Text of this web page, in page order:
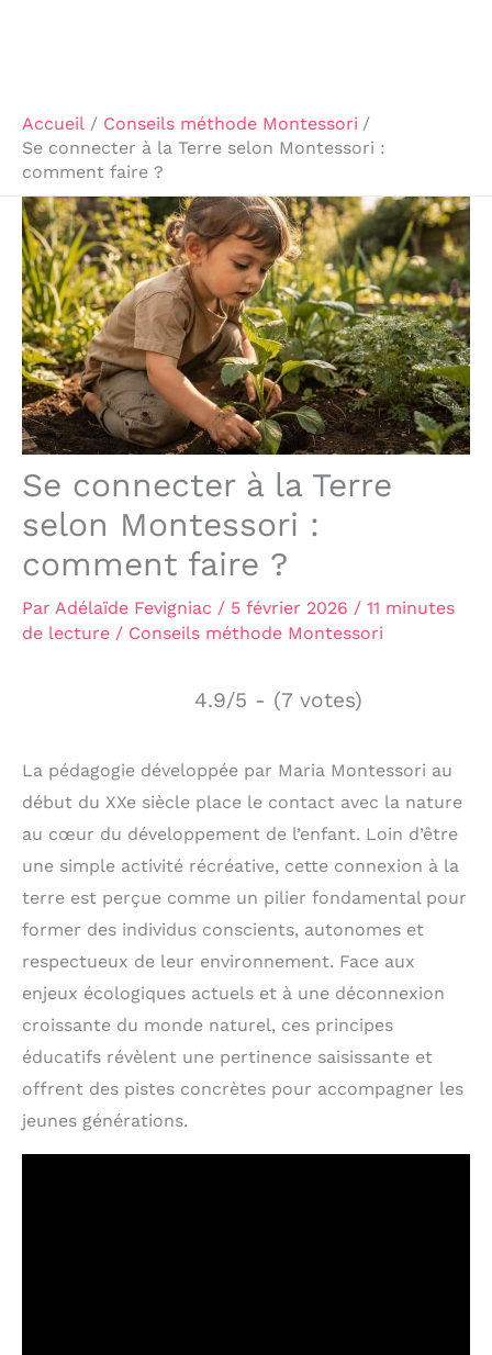
Accueil
Conseils méthode Montessori
Se connecter à la Terre selon Montessori :
comment faire ?
Se connecter à la Terre
selon Montessori :
comment faire ?
Par Adélaïde Fevigniac / 5 février 2026 / 11 minutes
de lecture / Conseils méthode Montessori
4.9/5 - (7 votes)
La pédagogie développée par Maria Montessori au
début du XXe siècle place le contact avec la nature
au cœur du développement de l’enfant. Loin d’être
une simple activité récréative, cette connexion à la
terre est perçue comme un pilier fondamental pour
former des individus conscients, autonomes et
respectueux de leur environnement. Face aux
enjeux écologiques actuels et à une déconnexion
croissante du monde naturel, ces principes
éducatifs révèlent une pertinence saisissante et
offrent des pistes concrètes pour accompagner les
jeunes générations.